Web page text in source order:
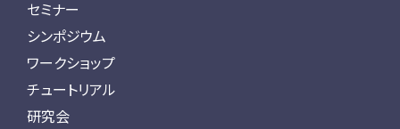
セミナー
シンポジウム
ワークショップ
チュートリアル
研究会